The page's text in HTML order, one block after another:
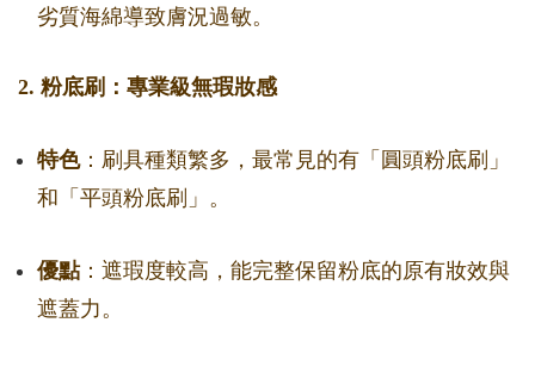
劣質海綿導致膚況過敏。
2. 粉底刷：專業級無瑕妝感
特色：刷具種類繁多，最常見的有「圓頭粉底刷」
和「平頭粉底刷」。
優點：遮瑕度較高，能完整保留粉底的原有妝效與
遮蓋力。